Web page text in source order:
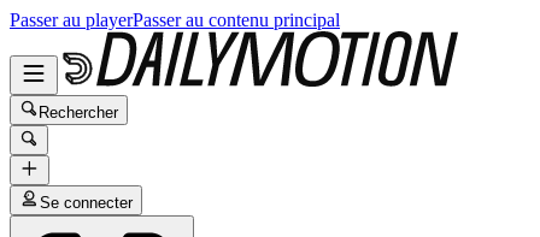
Passer au playerPasser au contenu principal
Rechercher
Se connecter